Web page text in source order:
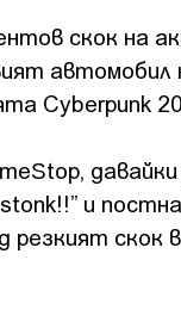
скок на
Cyberpunk
и
скок